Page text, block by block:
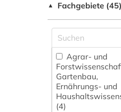
▲ Fachgebiete (45)
Agrar- und
Gartenbau,
Ernährungs- und
(4)